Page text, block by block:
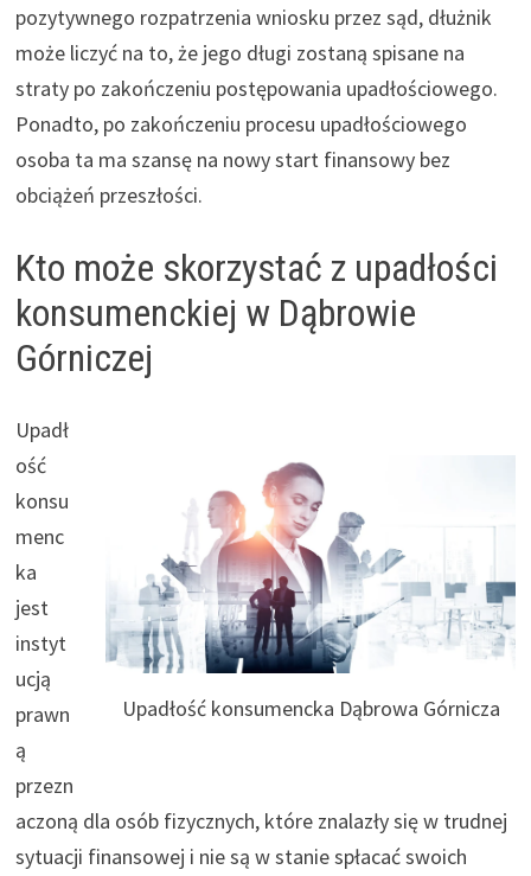
pozytywnego rozpatrzenia wniosku przez sąd, dłużnik
może liczyć na to, że jego długi zostaną spisane na
straty po zakończeniu postępowania upadłościowego.
Ponadto, po zakończeniu procesu upadłościowego
osoba ta ma szansę na nowy start finansowy bez
obciążeń przeszłości.
Kto może skorzystać z upadłości
konsumenckiej w Dąbrowie
Górniczej
Upadłość konsumencka Dąbrowa Górnicza
Upadł
ość
konsu
menc
ka
jest
instyt
ucją
prawn
ą
przezn
aczoną dla osób fizycznych, które znalazły się w trudnej
sytuacji finansowej i nie są w stanie spłacać swoich